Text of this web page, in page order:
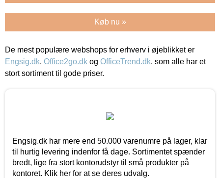
Køb nu »
De mest populære webshops for erhverv i øjeblikket er
Engsig.dk, Office2go.dk og OfficeTrend.dk, som alle har et
stort sortiment til gode priser.
Engsig.dk har mere end 50.000 varenumre på lager, klar
til hurtig levering indenfor få dage. Sortimentet spænder
bredt, lige fra stort kontorudstyr til små produkter på
kontoret. Klik her for at se deres udvalg.